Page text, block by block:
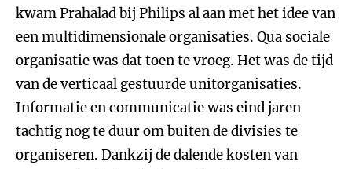
kwam Prahalad bij Philips al aan met het idee van
een multidimensionale organisaties. Qua sociale
organisatie was dat toen te vroeg. Het was de tijd
van de verticaal gestuurde unitorganisaties.
Informatie en communicatie was eind jaren
tachtig nog te duur om buiten de divisies te
organiseren. Dankzij de dalende kosten van